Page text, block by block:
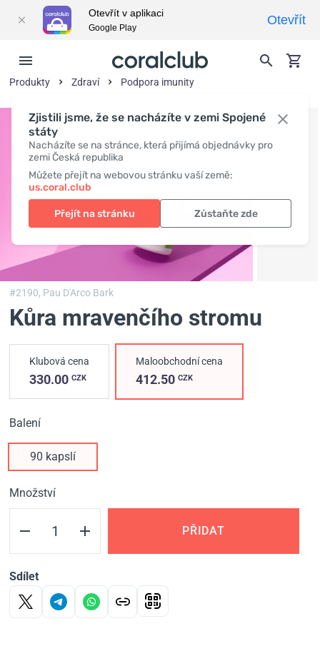
Zjistili jsme, že se nacházíte v zemi Spojené
státy
Nacházíte se na stránce, která přijímá objednávky pro
zemi Česká republika
Můžete přejít na webovou stránku vaší země:
us.coral.club
Přejít na stránku Zůstaňte zde
Produkty Zdraví Podpora imunity
#2190, Pau D'Arco Bark
Kůra mravenčího stromu
Klubová cena
330.00 CZK
Maloobchodní cena
412.50CZK
Balení
90 kapslí
Množství
PŘIDAT
Sdílet
Otevřít v aplikaci
Google Play
Otevřít